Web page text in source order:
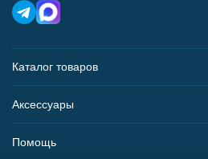
Каталог товаров
Аксессуары
Помощь